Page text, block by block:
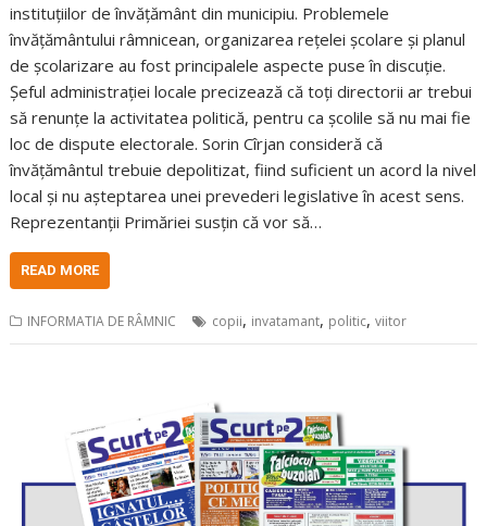
instituțiilor de învățământ din municipiu. Problemele
învățământului râmnicean, organizarea rețelei școlare și planul
de școlarizare au fost principalele aspecte puse în discuție.
Șeful administrației locale precizează că toți directorii ar trebui
să renunțe la activitatea politică, pentru ca școlile să nu mai fie
loc de dispute electorale. Sorin Cîrjan consideră că
învățământul trebuie depolitizat, fiind suficient un acord la nivel
local și nu așteptarea unei prevederi legislative în acest sens.
Reprezentanții Primăriei susțin că vor să…
READ MORE
INFORMATIA DE RÂMNIC copii, invatamant, politic,viitor